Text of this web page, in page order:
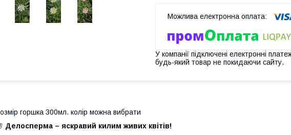
У компанії підключені електронні
будь-який товар не покидаючи сайту.
горшка 300мл. колір можна вибрати
Делосперма – яскравий килим живих квітів!